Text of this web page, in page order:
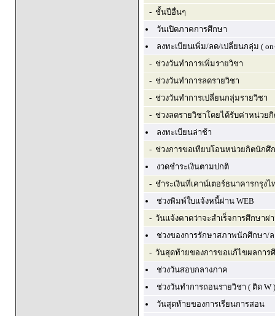
- ชั้นปีอื่นๆ
วันเปิดภาคการศึกษา
ลงทะเบียนเพิ่ม/ลด/เปลี่ยนกลุ่ม (
- ช่วงวันทำการเพิ่มรายวิชา
- ช่วงวันทำการลดรายวิชา
- ช่วงวันทำการเปลี่ยนกลุ่มรายวิชา
- ช่วงลดรายวิชาโดยได้รับค่าหน่วย
ลงทะเบียนล่าช้า
- ช่วงการขอเทียบโอนหน่วยกิตนักศึ
งวดชำระเงินตามปกติ
- ชำระเงินที่เคาน์เตอร์ธนาคารกรุง
ช่วงพิมพ์ใบแจ้งหนี้ผ่าน WEB
- วันแจ้งคาดว่าจะสำเร็จการศึกษาผ่
ช่วงของการรักษาสภาพนักศึกษา/
- วันสุดท้ายของการขอแก้ไขผลการ
ช่วงวันสอบกลางภาค
ช่วงวันทำการถอนรายวิชา ( ติด W )
วันสุดท้ายของการเรียนการสอน